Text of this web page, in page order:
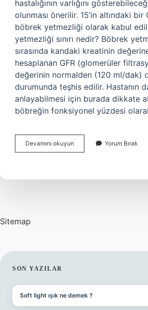
hastalığının varlığını
olunması önerilir. 15’in altındaki bir
böbrek yetmezliği olarak kabul
yetmezliği sınırı nedir? Böbrek
sırasında kandaki kreatinin
hesaplanan GFR (glomerüler
değerinin normalden (120 ml/dak)
durumunda teşhis edilir. Hastanın
anlayabilmesi için burada dikkate
böbreğin fonksiyonel yüzdesi
Devamını okuyun
Yetmezliği
Demek
Yorum Bırak
Sitemap
SIDEBAR
SON YAZILAR
Soft light ışık ne demek ?